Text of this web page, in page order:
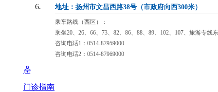
地址：扬州市文昌西路38号（市政府向西300米）
乘车路线（西区）：
乘坐20、26、66、73、82、86、88、89、102、107、旅游专线
咨询电话1：0514-87959000
咨询电话2：0514-87969000
门诊指南